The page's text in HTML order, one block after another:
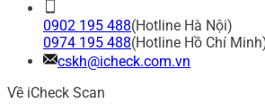
0902 195 488(Hotline Hà Nội)
0974 195 488(Hotline Hồ Chí
cskh@icheck.com.vn
Về iCheck Scan